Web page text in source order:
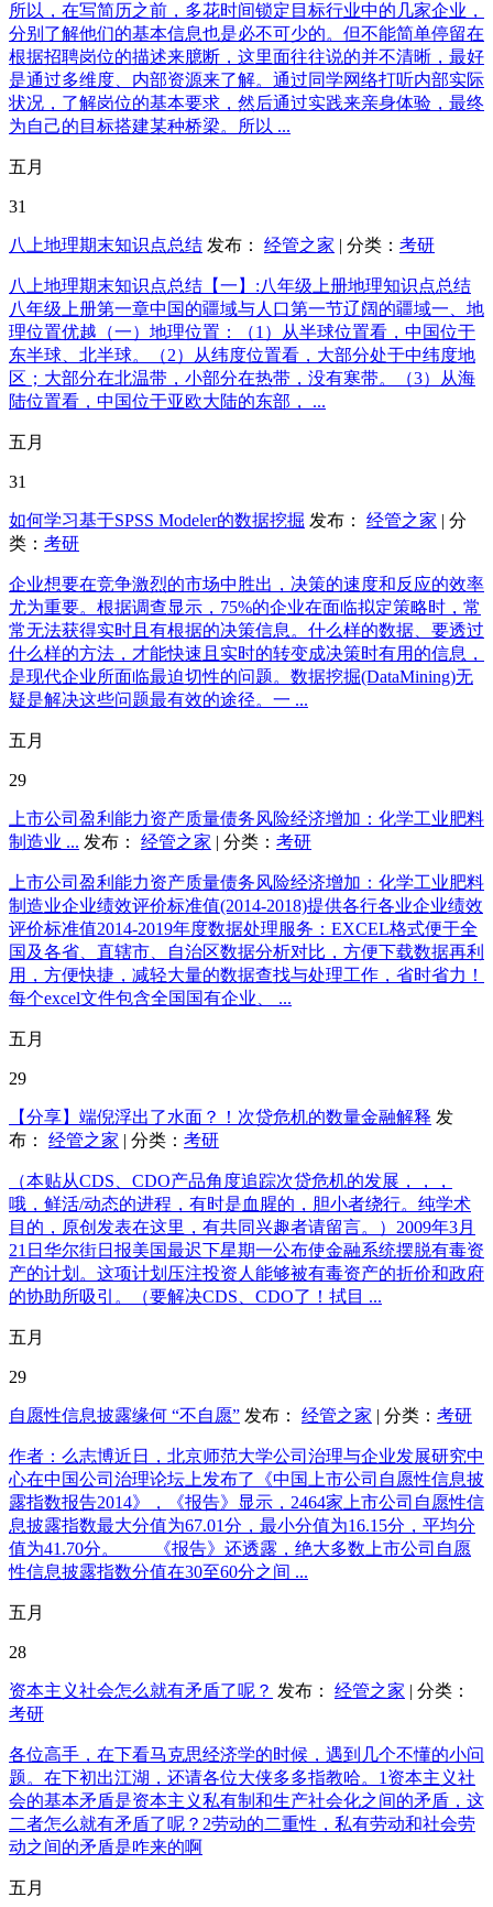
所以，在写简历之前，多花时间锁定目标行业中的几家企业，
分别了解他们的基本信息也是必不可少的。但不能简单停留在
根据招聘岗位的描述来臆断，这里面往往说的并不清晰，最好
是通过多维度、内部资源来了解。通过同学网络打听内部实际
状况，了解岗位的基本要求，然后通过实践来亲身体验，最终
为自己的目标搭建某种桥梁。所以 ...
五月
31
八上地理期末知识点总结 发布： 经管之家 | 分类： 考研
八上地理期末知识点总结【一】:八年级上册地理知识点总结
八年级上册第一章中国的疆域与人口第一节辽阔的疆域一、地
理位置优越（一）地理位置：（1）从半球位置看，中国位于
东半球、北半球。（2）从纬度位置看，大部分处于中纬度地
区；大部分在北温带，小部分在热带，没有寒带。（3）从海
陆位置看，中国位于亚欧大陆的东部， ...
五月
31
如何学习基于SPSS Modeler的数据挖掘 发布： 经管之家 | 分
类： 考研
企业想要在竞争激烈的市场中胜出，决策的速度和反应的效率
尤为重要。根据调查显示，75%的企业在面临拟定策略时，常
常无法获得实时且有根据的决策信息。什么样的数据、要透过
什么样的方法，才能快速且实时的转变成决策时有用的信息，
是现代企业所面临最迫切性的问题。数据挖掘(DataMining)无
疑是解决这些问题最有效的途径。一 ...
五月
29
上市公司盈利能力资产质量债务风险经济增加：化学工业肥料
制造业 ... 发布： 经管之家 | 分类： 考研
上市公司盈利能力资产质量债务风险经济增加：化学工业肥料
制造业企业绩效评价标准值(2014-2018)提供各行各业企业绩效
评价标准值2014-2019年度数据处理服务：EXCEL格式便于全
国及各省、直辖市、自治区数据分析对比，方便下载数据再利
用，方便快捷，减轻大量的数据查找与处理工作，省时省力！
每个excel文件包含全国国有企业、 ...
五月
29
【分享】端倪浮出了水面？！次贷危机的数量金融解释 发
布： 经管之家 | 分类： 考研
（本贴从CDS、CDO产品角度追踪次贷危机的发展，，，
哦，鲜活/动态的进程，有时是血腥的，胆小者绕行。纯学术
目的，原创发表在这里，有共同兴趣者请留言。）2009年3月
21日华尔街日报美国最迟下星期一公布使金融系统摆脱有毒资
产的计划。这项计划压注投资人能够被有毒资产的折价和政府
的协助所吸引。（要解决CDS、CDO了！拭目 ...
五月
29
自愿性信息披露缘何 “不自愿” 发布： 经管之家 | 分类： 考研
作者：么志博近日，北京师范大学公司治理与企业发展研究中
心在中国公司治理论坛上发布了《中国上市公司自愿性信息披
露指数报告2014》，《报告》显示，2464家上市公司自愿性信
息披露指数最大分值为67.01分，最小分值为16.15分，平均分
值为41.70分。 《报告》还透露，绝大多数上市公司自愿
性信息披露指数分值在30至60分之间 ...
五月
28
资本主义社会怎么就有矛盾了呢？ 发布： 经管之家 | 分类：
考研
各位高手，在下看马克思经济学的时候，遇到几个不懂的小问
题。在下初出江湖，还请各位大侠多多指教哈。1资本主义社
会的基本矛盾是资本主义私有制和生产社会化之间的矛盾，这
二者怎么就有矛盾了呢？2劳动的二重性，私有劳动和社会劳
动之间的矛盾是咋来的啊
五月